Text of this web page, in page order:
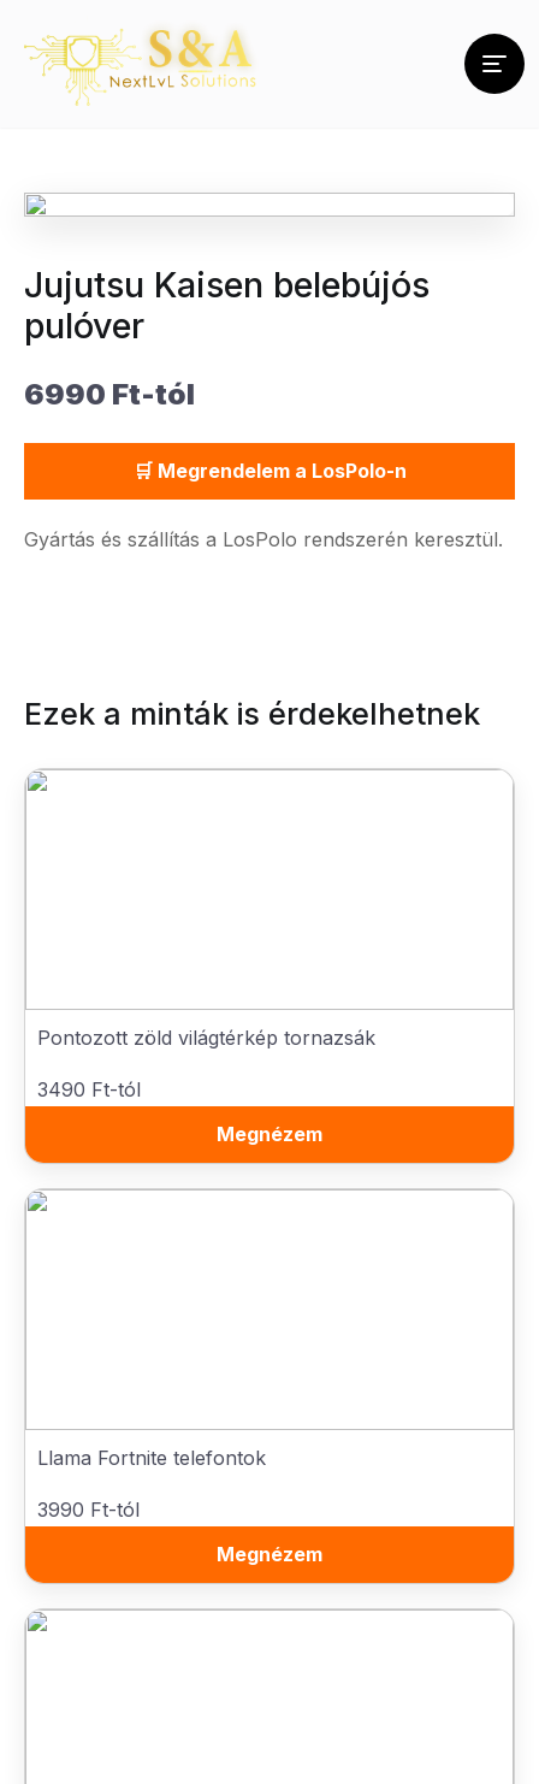
Jujutsu Kaisen belebújós
pulóver
6990 Ft-tól
🛒 Megrendelem a LosPolo-n
Gyártás és szállítás a LosPolo rendszerén keresztül.
Ezek a minták is érdekelhetnek
Pontozott zöld világtérkép tornazsák
3490 Ft-tól
Megnézem
Llama Fortnite telefontok
3990 Ft-tól
Megnézem